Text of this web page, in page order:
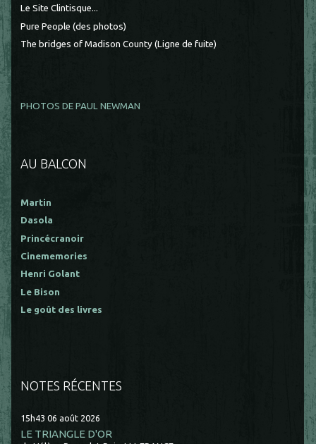
Le Site Clintisque...
Pure People (des photos)
The bridges of Madison County (Ligne de fuite)
PHOTOS DE PAUL NEWMAN
AU BALCON
Martin
Dasola
Princécranoir
Cinememories
Henri Golant
Le Bison
Le goût des livres
NOTES RÉCENTES
15h43 06 août 2026
LE TRIANGLE D'OR